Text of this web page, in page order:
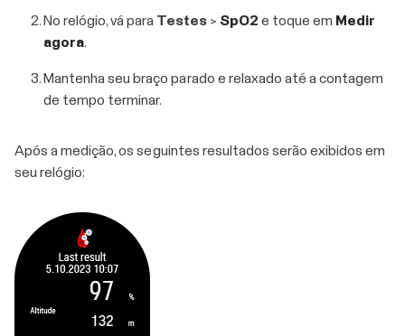
No relógio, vá para Testes> SpO2 e toque em Medir
agora.
Mantenha seu braço parado e relaxado até a contagem
de tempo terminar.
Após a medição, os seguintes resultados serão exibidos em
seu relógio: